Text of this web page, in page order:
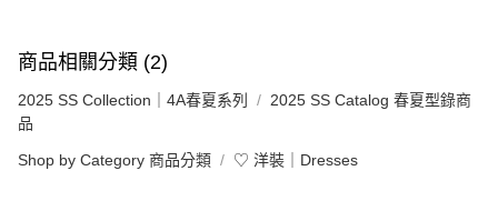
商品相關分類 (2)
2025 SS Collection｜4A春夏系列
2025 SS Catalog 春夏型錄商
品
Shop by Category 商品分類 ♡ 洋裝｜Dresses